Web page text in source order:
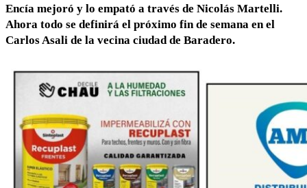
Encía mejoró y lo empató a través de Nicolás Martelli.
Ahora todo se definirá el próximo fin de semana en el
Carlos Asali de la vecina ciudad de Baradero.